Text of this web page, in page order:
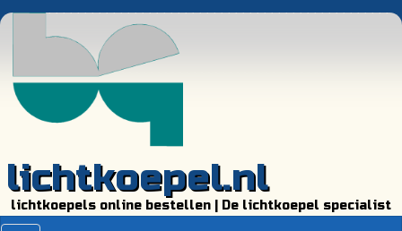
lichtkoepel.nl
lichtkoepels online bestellen | De lichtkoepel specialist